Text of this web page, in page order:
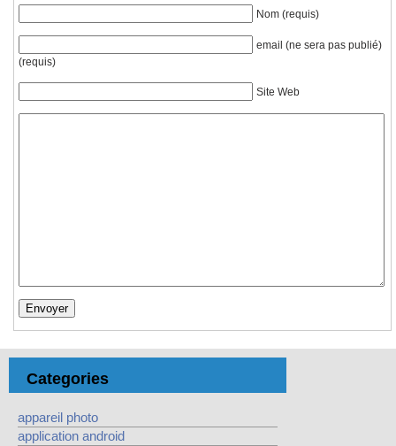
Nom (requis)
email (ne sera pas publié)
(requis)
Site Web
Categories
appareil photo
application android